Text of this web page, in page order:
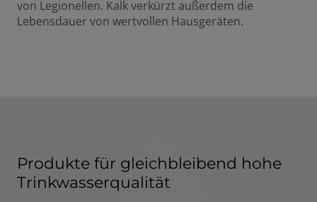
von Legionellen. Kalk verkürzt außerdem die
Lebensdauer von wertvollen Hausgeräten.
Produkte für gleichbleibend hohe
Trinkwasserqualität